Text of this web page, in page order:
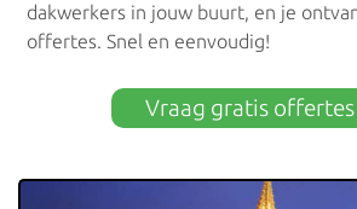
dakwerkers in jouw buurt, en je
offertes. Snel en eenvoudig!
Vraag gratis offertes